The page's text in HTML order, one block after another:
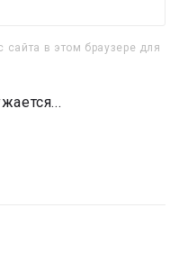
в этом браузере для